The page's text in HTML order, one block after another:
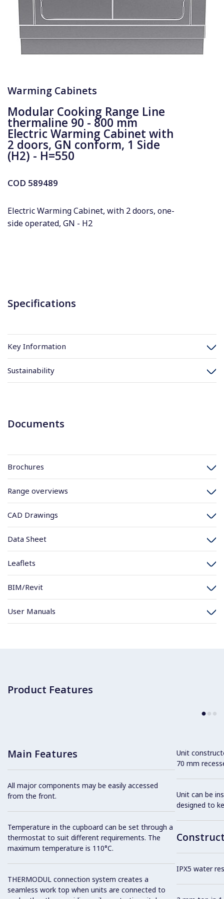
Warming Cabinets
Modular Cooking Range Line
thermaline 90 - 800 mm
Electric Warming Cabinet with
2 doors, GN conform, 1 Side
(H2) - H=550
COD 589489
Electric Warming Cabinet, with 2 doors, one-
side operated, GN - H2
Specifications
Key Information
Sustainability
Documents
Brochures
Range overviews
CAD Drawings
Data Sheet
Leaflets
BIM/Revit
User Manuals
Product Features
Main Features
All major components may be easily accessed
from the front.
Temperature in the cupboard can be set through a
thermostat to suit different requirements. The
maximum temperature is 110°C.
THERMODUL connection system creates a
seamless work top when units are connected to
Unit
70 mm
Unit can be
designed to
IPX5 water